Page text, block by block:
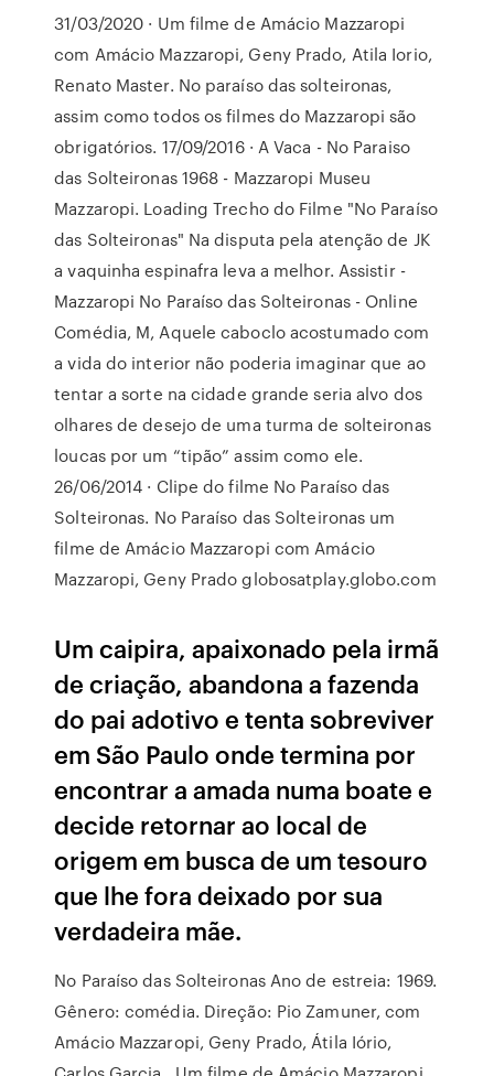
31/03/2020 · Um filme de Amácio Mazzaropi
com Amácio Mazzaropi, Geny Prado, Atila Iorio,
Renato Master. No paraíso das solteironas,
assim como todos os filmes do Mazzaropi são
obrigatórios. 17/09/2016 · A Vaca - No Paraiso
das Solteironas 1968 - Mazzaropi Museu
Mazzaropi. Loading Trecho do Filme "No Paraíso
das Solteironas" Na disputa pela atenção de JK
a vaquinha espinafra leva a melhor. Assistir -
Mazzaropi No Paraíso das Solteironas - Online
Comédia, M, Aquele caboclo acostumado com
a vida do interior não poderia imaginar que ao
tentar a sorte na cidade grande seria alvo dos
olhares de desejo de uma turma de solteironas
loucas por um “tipão” assim como ele.
26/06/2014 · Clipe do filme No Paraíso das
Solteironas. No Paraíso das Solteironas um
filme de Amácio Mazzaropi com Amácio
Mazzaropi, Geny Prado globosatplay.globo.com
Um caipira, apaixonado pela irmã
de criação, abandona a fazenda
do pai adotivo e tenta sobreviver
em São Paulo onde termina por
encontrar a amada numa boate e
decide retornar ao local de
origem em busca de um tesouro
que lhe fora deixado por sua
verdadeira mãe.
No Paraíso das Solteironas Ano de estreia: 1969.
Gênero: comédia. Direção: Pio Zamuner, com
Amácio Mazzaropi, Geny Prado, Átila Iório,